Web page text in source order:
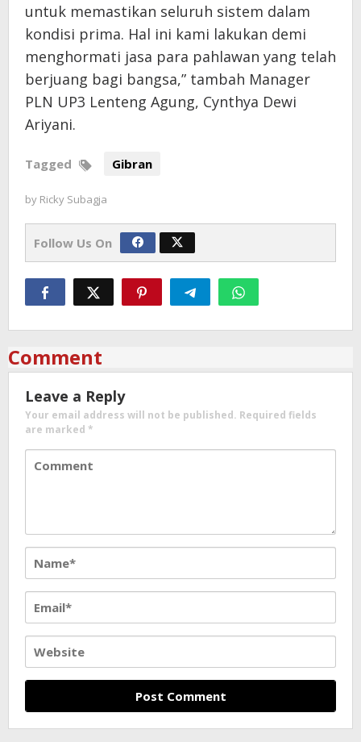
untuk memastikan seluruh sistem dalam
kondisi prima. Hal ini kami lakukan demi
menghormati jasa para pahlawan yang telah
berjuang bagi bangsa,” tambah Manager
PLN UP3 Lenteng Agung, Cynthya Dewi
Ariyani.
Tagged Gibran
by Ricky Subagja
Follow Us On
Comment
Leave a Reply
Your email address will not be published. Required fields
are marked *